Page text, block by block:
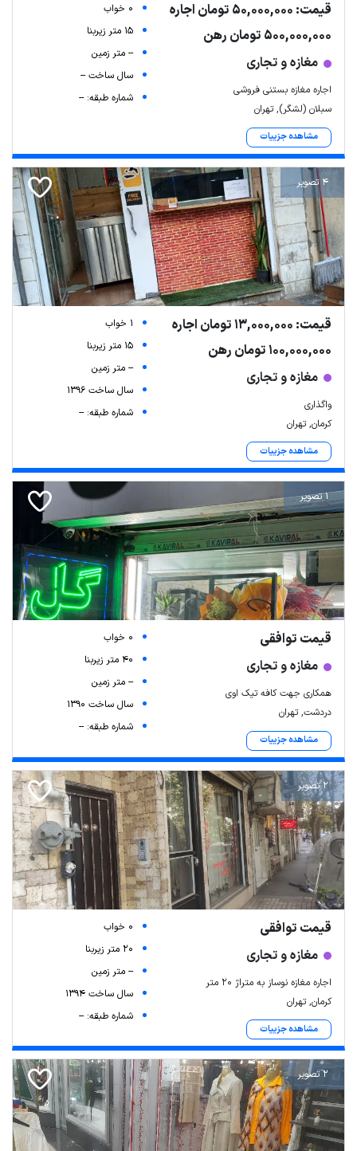
قیمت: 50,000,000 تومان اجاره
500,000,000 تومان رهن
مغازه و تجاری
اجاره مغازه بستنی فروشی
سبلان (لشگر), تهران
مشاهده جزییات
0 خواب
15 متر زیربنا
-- متر زمین
سال ساخت --
شماره طبقه: --
4 تصویر
قیمت: 13,000,000 تومان اجاره
100,000,000 تومان رهن
مغازه و تجاری
واگذاری
کرمان, تهران
مشاهده جزییات
1 خواب
15 متر زیربنا
-- متر زمین
سال ساخت 1396
شماره طبقه: --
1 تصویر
قیمت توافقی
مغازه و تجاری
همکاری جهت کافه تیک اوی
دردشت, تهران
مشاهده جزییات
0 خواب
40 متر زیربنا
-- متر زمین
سال ساخت 1390
شماره طبقه: --
2 تصویر
قیمت توافقی
مغازه و تجاری
اجاره مغازه نوساز به متراژ 20 متر
کرمان, تهران
مشاهده جزییات
0 خواب
20 متر زیربنا
-- متر زمین
سال ساخت 1394
شماره طبقه: --
2 تصویر